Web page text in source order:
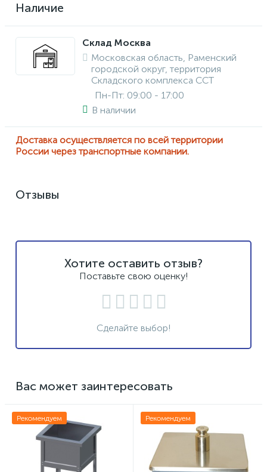
Наличие
Склад Москва
Московская область, Раменский
городской округ, территория
Складского комплекса ССТ
Пн-Пт: 09:00 - 17:00
В наличии
Доставка осуществляется по всей территории
России через транспортные компании.
Отзывы
Хотите оставить отзыв?
Поставьте свою оценку!
Сделайте выбор!
Вас может заинтересовать
Рекомендуем Рекомендуем